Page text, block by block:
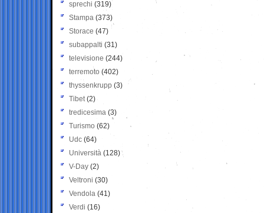
sprechi (319)
Stampa (373)
Storace (47)
subappalti (31)
televisione(244)
terremoto (402)
thyssenkrupp (3)
Tibet(2)
tredicesima (3)
Turismo (62)
Udc (64)
Università (128)
V-Day (2)
Veltroni (30)
Vendola (41)
Verdi (16)